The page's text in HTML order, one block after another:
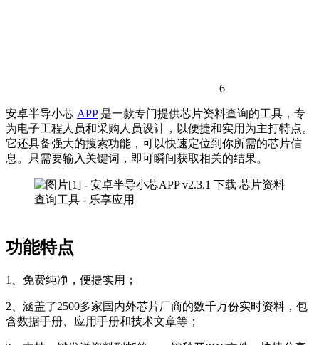
6
安卓半导小芯 APP是一款专门提供芯片资料查询的工具，专
为电子工程人员和采购人员设计，以便捷和实用为主打特点。
它还具备强大的搜索功能，可以快速定位到你所需的芯片信
息。只需要输入关键词，即可瞬间获取相关的结果。
功能特点
1、免费纯净，便捷实用；
2、涵盖了2500多家国内外芯片厂商的数千万份实时资料，包
含数据手册、应用手册和技术文章等；